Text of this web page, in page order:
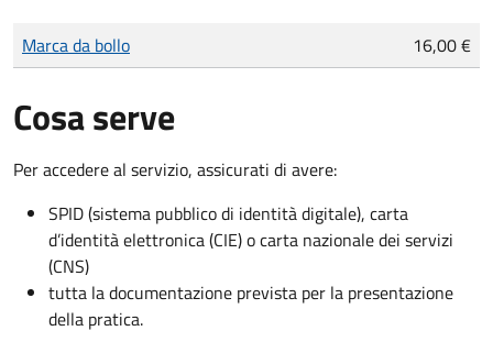
Tipo di pagamento
Importo
Marca da bollo 16,00 €
Cosa serve
Per accedere al servizio, assicurati di avere:
SPID (sistema pubblico di identità digitale), carta
d’identità elettronica (CIE) o carta nazionale dei servizi
(CNS)
tutta la documentazione prevista per la presentazione
della pratica.